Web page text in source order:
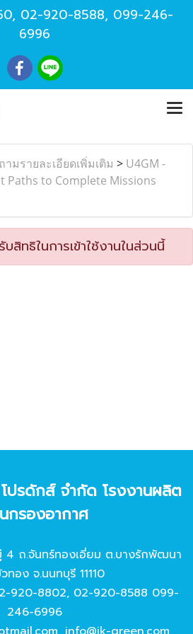
, 02-920-8588, 099-246-
6996
ามรายละเอียดเพิ่มเติม > U4GM -
Paths to Complete Missions
สิทธิในการเข้าใช้งานในส่วนนี้
ปรดักส์ จํากัด โรงงานผลิต
กรองอากาศ
4 ถ.จันทร์ทองเอี่ยม ต.บางรักพัฒนา
ทอง จ.นนทบุรี 11110
920-8802, 02-920-8588 099-
246-6996